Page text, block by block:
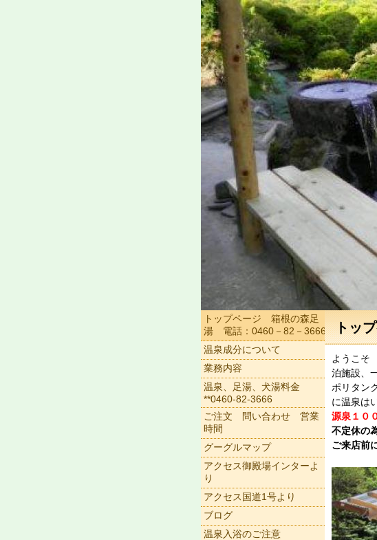
トッ
ようこそ
泊施設、
ポリタン
に温泉は
源泉１０
不定休の
ご来店前
トップページ 箱根の森足
湯 電話：0460－82－3666
温泉成分について
業務内容
温泉、足湯、犬湯料金
**0460-82-3666
ご注文 問い合わせ 営業
時間
グーグルマップ
アクセス御殿場インターよ
り
アクセス国道1号より
ブログ
温泉入浴のご注意